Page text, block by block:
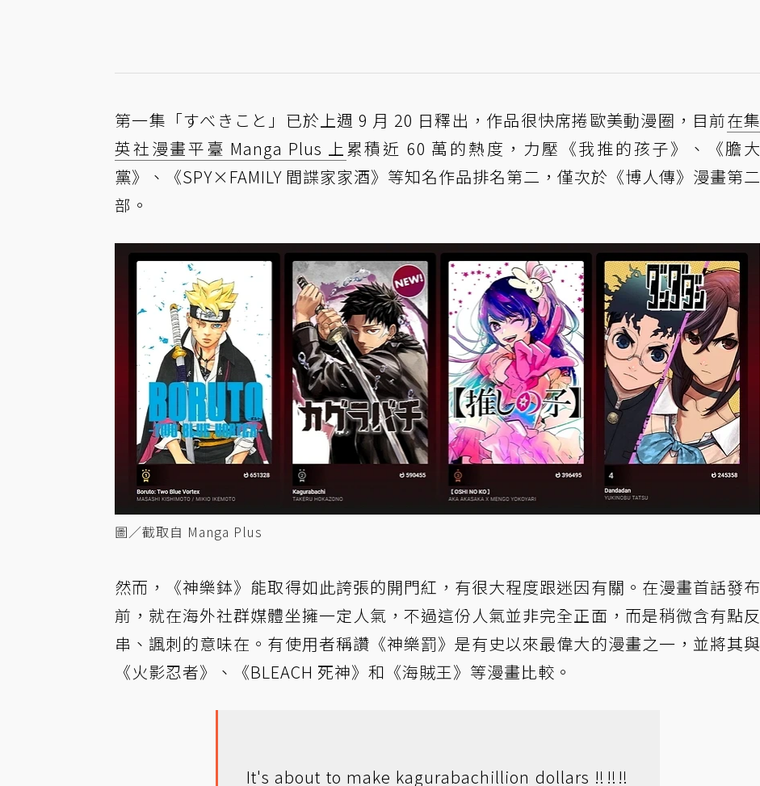
第一集「すべきこと」已於上週 9 月 20 日釋出，作品很快席捲歐美動漫圈，目前在集
英社漫畫平臺 Manga Plus 上 累積近 60 萬的熱度，力壓《我推的孩子》、《膽大
黨》、《SPY×FAMILY 間諜家家酒》等知名作品排名第二，僅次於《博人傳》漫畫第二
部。
圖／截取自 Manga Plus
然而，《神樂鉢》能取得如此誇張的開門紅，有很大程度跟迷因有關。在漫畫首話發布
前，就在海外社群媒體坐擁一定人氣，不過這份人氣並非完全正面，而是稍微含有點反
串、諷刺的意味在。有使用者稱讚《神樂罰》是有史以來最偉大的漫畫之一，並將其與
《火影忍者》、《BLEACH 死神》和《海賊王》等漫畫比較。
It's about to make kagurabachillion dollars ‼️‼️‼️